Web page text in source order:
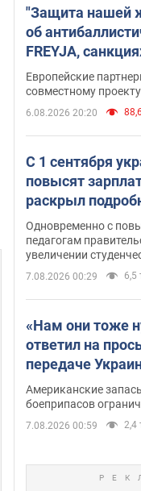
"Защита нашей
об
FREYJA,
поддержке
Европейские
совместному проекту
6.08.2026 20:20
С 1 сентября
повысят
раскрыл
Одновременно с
педагогам
увеличении
7.08.2026 00:29 6,5
«Нам они тоже
ответил на
передаче
Patriot
Американские
боеприпасов
7.08.2026 00:59 2,4